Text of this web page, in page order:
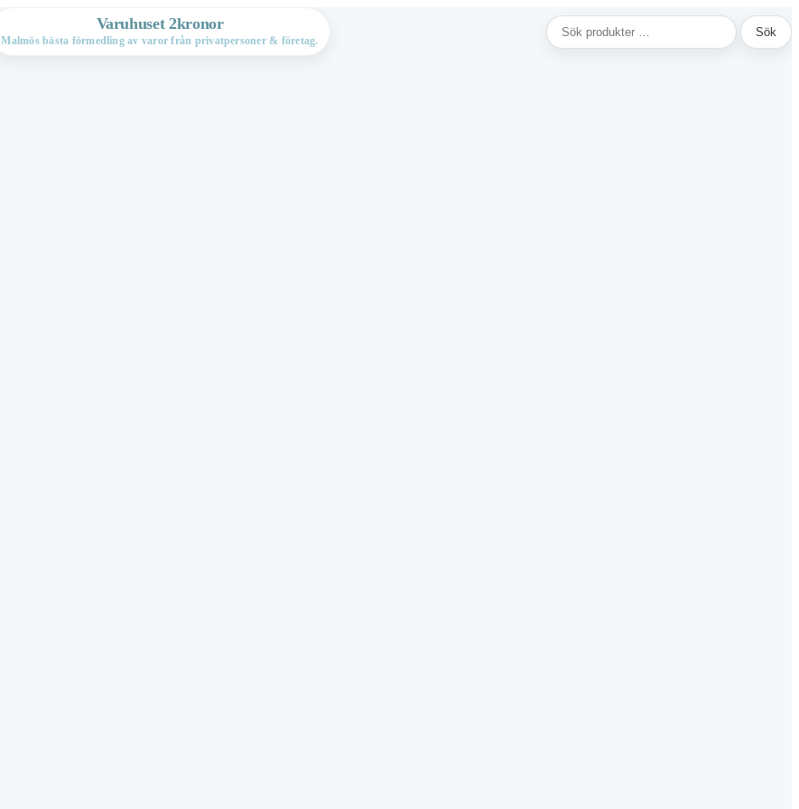
Varuhuset 2kronor
Malmös bästa förmedling av varor från privatpersoner & företag.
Sök
efter:
Sök